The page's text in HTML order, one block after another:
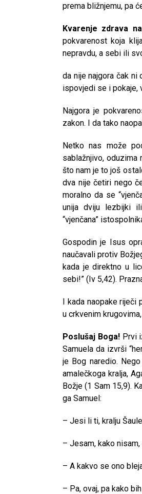
prema bližnjemu, pa
Kvarenje zdrava
pokvarenost koja
nepravdu, a sebi ili
da nije najgora čak
ispovjedi se i pokaje,
Najgora je
zakon. I da tako
Netko nas može
sablažnjivo,
što nam je to još
dva nije četiri nego
moralno da se
unija dviju lezbijki
“vjenčana”
Gospodin je Isus
naučavali protiv
kada je direktno u
sebi!” (Iv 5,42).
I kada naopake riječi
u crkvenim
Poslušaj Boga!Prvi
Samuela da izvrši
je Bog naredio.
amalečkoga kralja,
Božje (1 Sam 15,9).
ga Samuel:
– Jesi li ti, kralju
– Jesam, kako
– A kakvo se ono
– Pa, ovaj, pa kako